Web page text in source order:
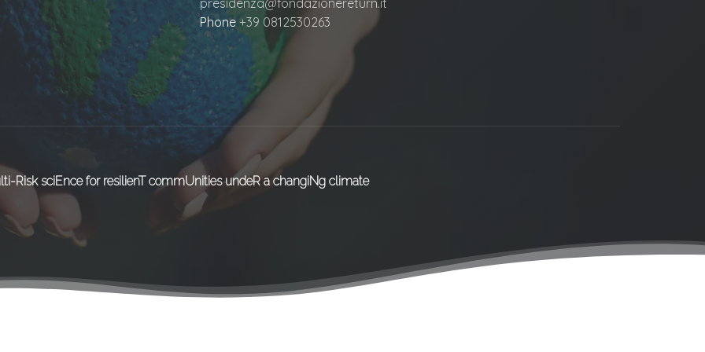
Phone +39 0812530263
Risk sciEnce for resilienT commUnities undeR a changiNg climate